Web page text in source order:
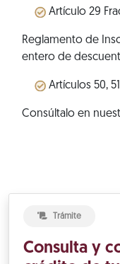
Artículo 29
Reglamento de
entero de
Artículos 50,
Consúltalo en
Trámite
Consulta y